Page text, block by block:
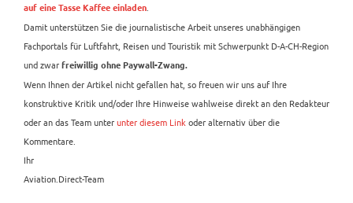
auf eine Tasse Kaffee einladen.
Damit unterstützen Sie die journalistische Arbeit unseres unabhängigen
Fachportals für Luftfahrt, Reisen und Touristik mit Schwerpunkt D-A-CH-Region
und zwar freiwillig ohne Paywall-Zwang.
Wenn Ihnen der Artikel nicht gefallen hat, so freuen wir uns auf Ihre
konstruktive Kritik und/oder Ihre Hinweise wahlweise direkt an den Redakteur
oder an das Team unterunter diesem Linkoder alternativ über die
Kommentare.
Ihr
Aviation.Direct-Team